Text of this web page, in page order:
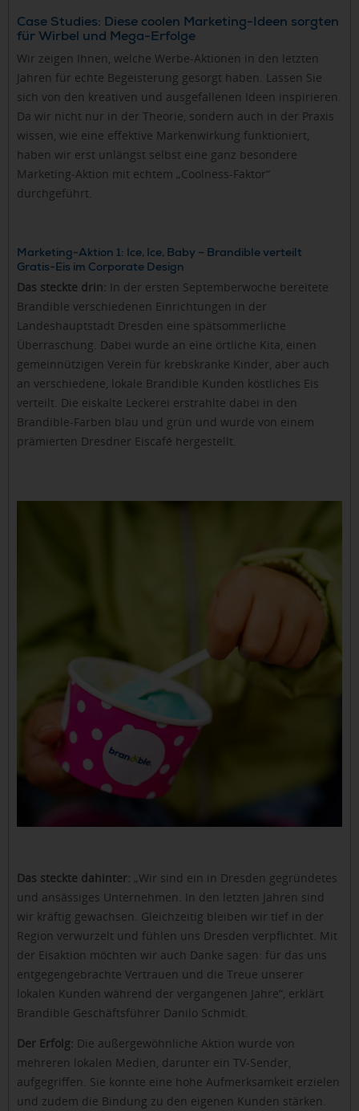
Case Studies: Diese coolen Marketing-Ideen sorgten
für Wirbel und Mega-Erfolge
Wir zeigen Ihnen, welche Werbe-Aktionen in den letzten
Jahren für echte Begeisterung gesorgt haben. Lassen Sie
sich von den kreativen und ausgefallenen Ideen inspirieren.
Da wir nicht nur in der Theorie, sondern auch in der Praxis
wissen, wie eine effektive Markenwirkung funktioniert,
haben wir erst unlängst selbst eine ganz besondere
Marketing-Aktion mit echtem „Coolness-Faktor“
durchgeführt.
Marketing-Aktion 1: Ice, Ice, Baby – Brandible verteilt
Gratis-Eis im Corporate Design
Das steckte drin: In der ersten Septemberwoche bereitete
Brandible verschiedenen Einrichtungen in der
Landeshauptstadt Dresden eine spätsommerliche
Überraschung. Dabei wurde an eine örtliche Kita, einen
gemeinnützigen Verein für krebskranke Kinder, aber auch
an verschiedene, lokale Brandible Kunden köstliches Eis
verteilt. Die eiskalte Leckerei erstrahlte dabei in den
Brandible-Farben blau und grün und wurde von einem
prämierten Dresdner Eiscafé hergestellt.
Das steckte dahinter: „Wir sind ein in Dresden gegründetes
und ansässiges Unternehmen. In den letzten Jahren sind
wir kräftig gewachsen. Gleichzeitig bleiben wir tief in der
Region verwurzelt und fühlen uns Dresden verpflichtet. Mit
der Eisaktion möchten wir auch Danke sagen: für das uns
entgegengebrachte Vertrauen und die Treue unserer
lokalen Kunden während der vergangenen Jahre“, erklärt
Brandible Geschäftsführer Danilo Schmidt.
Der Erfolg: Die außergewöhnliche Aktion wurde von
mehreren lokalen Medien, darunter ein TV-Sender,
aufgegriffen. Sie konnte eine hohe Aufmerksamkeit erzielen
und zudem die Bindung zu den eigenen Kunden stärken.